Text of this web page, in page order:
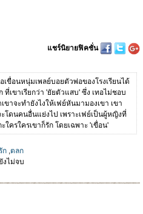
แชร์นิยายฟิคชั่น
เขื่อนหนุ่มเพลย์บอยตัวพ่อของโรงเรียนได้
ที่เขาเรียกว่า 'ยัยตัวแสบ' ซึ่ง เทอไม่ชอบ
ขาจะทำยังไงให้เฟย์หันมามองเขา เขา
ะโดนคนอื่นแย่งไป เพราะเฟย์เป็นผู้หญิงที่
ใครใครเขาก็รัก โดยเฉพาะ 'เขื่อน'
ก ,ตลก
ยังไม่จบ